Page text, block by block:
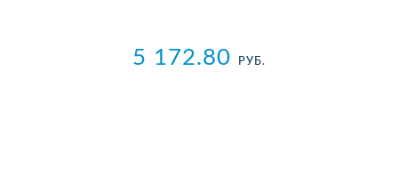
5 172.80 РУБ.